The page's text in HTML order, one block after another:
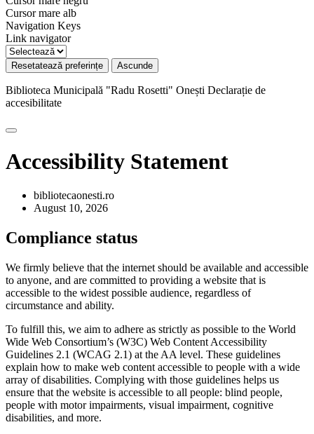
Cursor mare alb
Navigation Keys
Link navigator
Resetatează preferințe Ascunde
Biblioteca Municipală "Radu Rosetti" Onești Declarație de
accesibilitate
Accessibility Statement
bibliotecaonesti.ro
August 10, 2026
Compliance status
We firmly believe that the internet should be available and accessible
to anyone, and are committed to providing a website that is
accessible to the widest possible audience, regardless of
circumstance and ability.
To fulfill this, we aim to adhere as strictly as possible to the World
Wide Web Consortium’s (W3C) Web Content Accessibility
Guidelines 2.1 (WCAG 2.1) at the AA level. These guidelines
explain how to make web content accessible to people with a wide
array of disabilities. Complying with those guidelines helps us
ensure that the website is accessible to all people: blind people,
people with motor impairments, visual impairment, cognitive
disabilities, and more.